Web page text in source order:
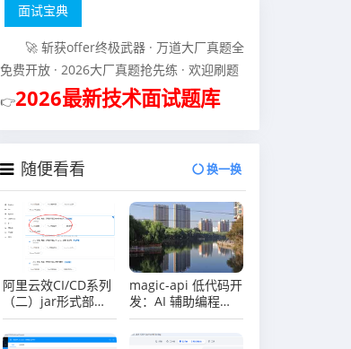
面试宝典
🚀 斩获offer终极武器 · 万道大厂真题全
免费开放 · 2026大厂真题抢先练 · 欢迎刷题
👉2026最新技术面试题库
随便看看 换一换
阿里云效CI/CD系列
（二）jar形式部署
springboot项目案
例（ruoyi后端）
magic-api 低代码开
发：AI 辅助编程
Prompt 完整指南